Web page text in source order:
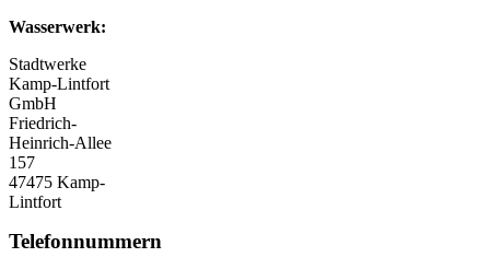
Wasserwerk:
Stadtwerke
Kamp-Lintfort
GmbH
Friedrich-
Heinrich-Allee
157
47475 Kamp-
Lintfort
Telefonnummern